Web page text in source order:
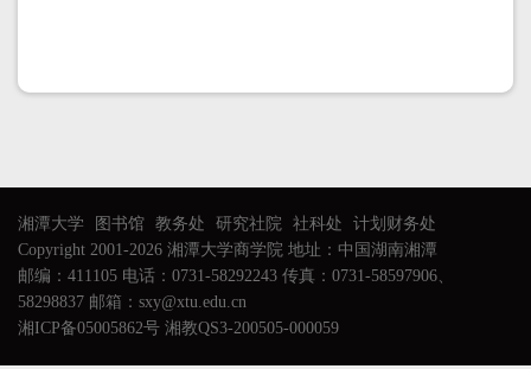
湘潭大学 图书馆 教务处 研究社院 社科处
计划财务处
Copyright 2001-2026 湘潭大学商学院 地址：中国湖南湘潭
邮编：411105 电话：0731-58292243 传真：0731-58597906、
58298837 邮箱：sxy@xtu.edu.cn
湘ICP备05005862号 湘教QS3-200505-000059